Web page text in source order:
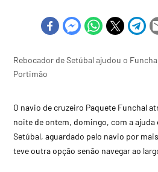
Rebocador de Setúbal ajudou o
Portimão
O navio de cruzeiro Paquete Funchal
noite de ontem, domingo, com a ajuda
Setúbal, aguardado pelo navio por
teve outra opção senão navegar ao